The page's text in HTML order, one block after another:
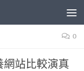
0
網站比較演真